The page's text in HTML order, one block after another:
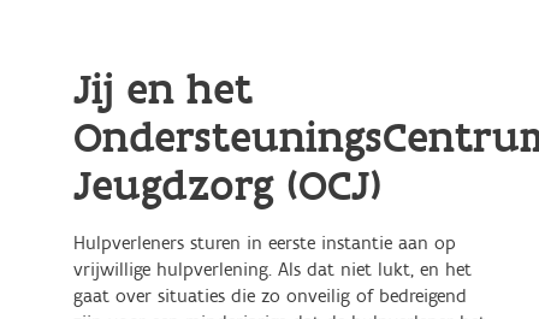
Jij en het
Jeugdzorg (OCJ)
Hulpverleners sturen in eerste instantie aan op
vrijwillige hulpverlening. Als dat niet lukt, en het
gaat over situaties die zo onveilig of bedreigend